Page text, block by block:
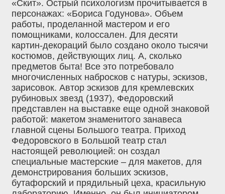
«Скит». Острый психологизм прочитывается в
персонажах: «Бориса Годунова». Объем
работы, проделанной мастером и его
помощниками, колоссален. Для десяти
картин-декораций было создано около тысячи
костюмов, действующих лиц. А, сколько
предметов быта! Все это потребовало
многочисленных набросков с натуры, эскизов,
зарисовок. Автор эскизов для кремлевских
рубиновых звезд (1937), Федоровский
представлен на выставке еще одной знаковой
работой: макетом знаменитого занавеса
главной сцены Большого театра. Приход
Федоровского в Большой театр стал
настоящей революцией: он создал
специальные мастерские – для макетов, для
демонстрирования больших эскизов,
бутафорский и прядильный цеха, красильную